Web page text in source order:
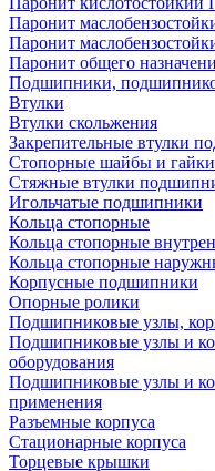
Паронит
Паронит
Паронит общего
Подшипники,
Втулки
Втулки скольжения
Закрепительные втулки
Стопорные шайбы и гайки
Стяжные втулки
Игольчатые подшипники
Кольца стопорные
Кольца стопорные
Кольца стопорные
Корпусные подшипники
Опорные ролики
Подшипниковые узлы,
Подшипниковые узлы и
оборудования
Подшипниковые узлы и
применения
Разъемные корпуса
Стационарные корпуса
Торцевые крышки